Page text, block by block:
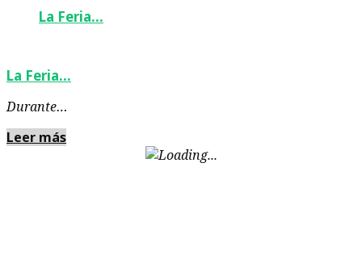
La Feria…
La Feria…
Durante…
Leer más